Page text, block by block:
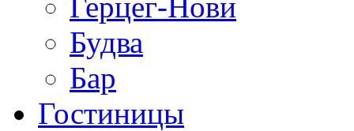
Будва
Бар
Гостиницы